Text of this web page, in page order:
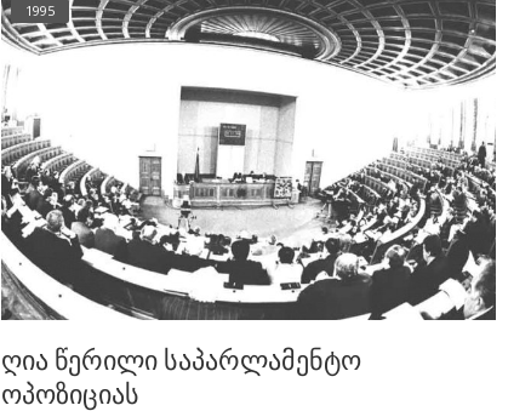
1995
ღია წერილი საპარლამენტო
ოპოზიციას